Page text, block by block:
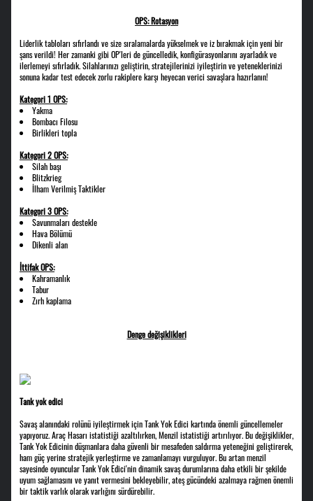
OPS: Rotasyon
Liderlik tabloları sıfırlandı ve size sıralamalarda yükselmek ve iz bırakmak için yeni bir
şans verildi! Her zamanki gibi OP'leri de güncelledik, konfigürasyonlarını ayarladık ve
ilerlemeyi sıfırladık. Silahlarınızı geliştirin, stratejilerinizi iyileştirin ve yeteneklerinizi
sonuna kadar test edecek zorlu rakiplere karşı heyecan verici savaşlara hazırlanın!
Kategori 1 OPS:
Yakma
Bombacı Filosu
Birlikleri topla
Kategori 2 OPS:
Silah başı
Blitzkrieg
İlham Verilmiş Taktikler
Kategori 3 OPS:
Savunmaları destekle
Hava Bölümü
Dikenli аlan
İttifak OPS:
Kahramanlık
Tabur
Zırh kaplama
Denge değişiklikleri
Tank yok edici
Savaş alanındaki rolünü iyileştirmek için Tank Yok Edici kartında önemli güncellemeler
yapıyoruz. Araç Hasarı istatistiği azaltılırken, Menzil istatistiği artırılıyor. Bu değişiklikler,
Tank Yok Edicinin düşmanlara daha güvenli bir mesafeden saldırma yeteneğini geliştirerek,
ham güç yerine stratejik yerleştirme ve zamanlamayı vurguluyor. Bu artan menzil
sayesinde oyuncular Tank Yok Edici'nin dinamik savaş durumlarına daha etkili bir şekilde
uyum sağlamasını ve yanıt vermesini bekleyebilir, ateş gücündeki azalmaya rağmen önemli
bir taktik varlık olarak varlığını sürdürebilir.